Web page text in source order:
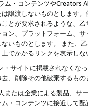
ム・コンテンツやCreators
は譲渡しないものとします
ことが要求されるような、
ョン、プラットフォーム、
ないものとします。 また、
でかかるリンクを表示しな
・サイトに掲載されなくな
、削除その他破棄するもの
または企業による製品、サ
・コンテンツに接近して